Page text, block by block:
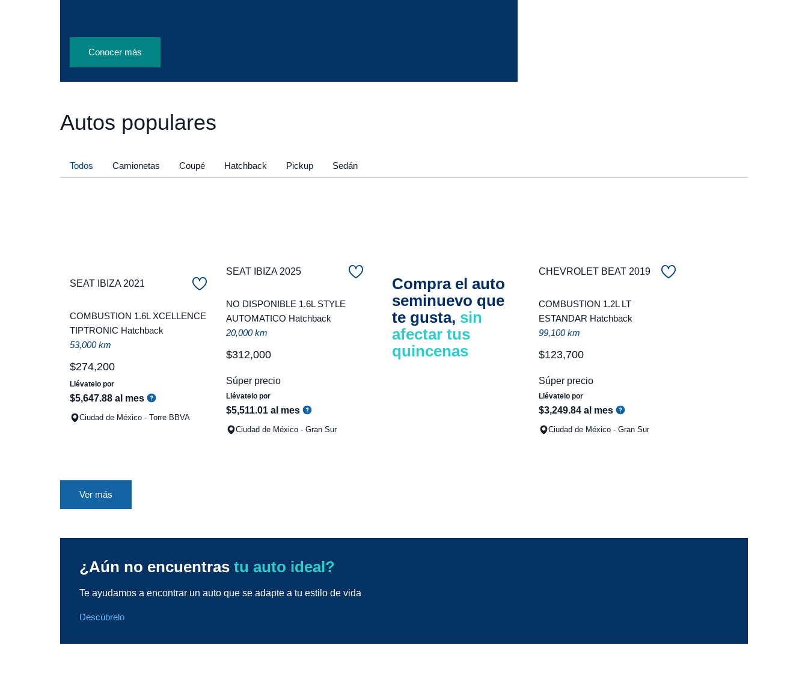
Conocer más
Autos populares
Todos Camionetas Coupé Hatchback Pickup Sedán
SEAT IBIZA 2021
COMBUSTION 1.6L XCELLENCE
TIPTRONIC Hatchback
53,000 km
$274,200
Llévatelo por
$5,647.88 al mes
Ciudad de México - Torre BBVA
SEAT IBIZA 2025
NO DISPONIBLE 1.6L STYLE
AUTOMATICO Hatchback
20,000 km
$312,000
Súper precio
Llévatelo por
$5,511.01 al mes
Ciudad de México - Gran Sur
Compra el auto
seminuevo que
te gusta, sin
afectar tus
quincenas
CHEVROLET BEAT 2019
COMBUSTION 1.2L LT
ESTANDAR Hatchback
99,100 km
$123,700
Súper precio
Llévatelo por
$3,249.84 al mes
Ciudad de México - Gran Sur
Ver más
¿Aún no encuentras tu auto ideal?
Te ayudamos a encontrar un auto que se adapte a tu estilo de vida
Descúbrelo